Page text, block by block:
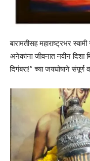
बारामतीसह महाराष्ट्रभर
अनेकांना जीवनात नवीन दिशा
दिगंबरा!” च्या जयघोषाने